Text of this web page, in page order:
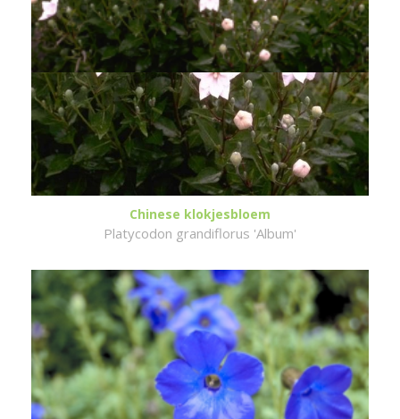
Chinese klokjesbloem
Platycodon grandiflorus 'Album'